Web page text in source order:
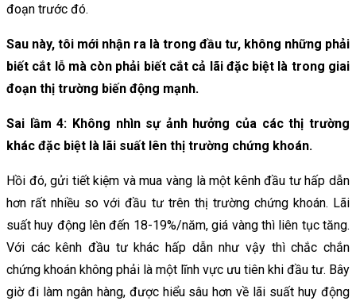
đoạn trước đó.
Sau này, tôi mới nhận ra là trong đầu tư, không những phải
biết cắt lỗ mà còn phải biết cắt cả lãi đặc biệt là trong giai
đoạn thị trường biến động mạnh.
Sai lầm 4: Không nhìn sự ảnh hưởng của các thị trường
khác đặc biệt là lãi suất lên thị trường chứng khoán.
Hồi đó, gửi tiết kiệm và mua vàng là một kênh đầu tư hấp dẫn
hơn rất nhiều so với đầu tư trên thị trường chứng khoán. Lãi
suất huy động lên đến 18-19%/năm, giá vàng thì liên tục tăng.
Với các kênh đầu tư khác hấp dẫn như vậy thì chắc chắn
chứng khoán không phải là một lĩnh vực ưu tiên khi đầu tư. Bây
giờ đi làm ngân hàng, được hiểu sâu hơn về lãi suất huy động